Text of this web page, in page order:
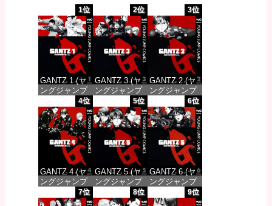
1位
GANTZ 1 (ヤ
ングジャンプ
コミックス
DIGITAL)
価格：¥100
2位
GANTZ 3 (ヤ
ングジャンプ
コミックス
DIGITAL)
価格：¥100
3位
GANTZ 2 (ヤ
ングジャンプ
コミックス
DIGITAL)
価格：¥100
4位
GANTZ 4 (ヤ
ングジャンプ
コミックス
DIGITAL)
5位
GANTZ 5 (ヤ
ングジャンプ
コミックス
DIGITAL)
6位
GANTZ 6 (ヤ
ングジャンプ
コミックス
DIGITAL)
7位 8位 9位